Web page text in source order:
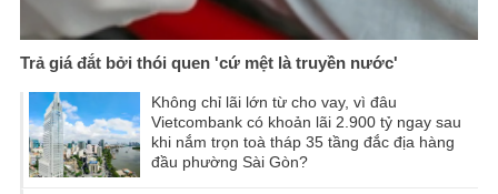
Trả giá đắt bởi thói quen 'cứ mệt là truyền nước'
Không chỉ lãi lớn từ cho vay, vì đâu
Vietcombank có khoản lãi 2.900 tỷ ngay sau
khi nắm trọn toà tháp 35 tầng đắc địa hàng
đầu phường Sài Gòn?